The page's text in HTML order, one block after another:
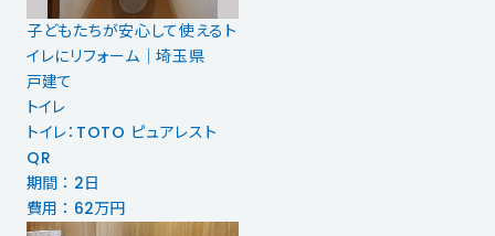
子どもたちが安心して使えるト
イレにリフォーム｜埼玉県
戸建て
トイレ
トイレ：TOTO ピュアレスト
QR
期間 ： 2日
費用 ： 62万円